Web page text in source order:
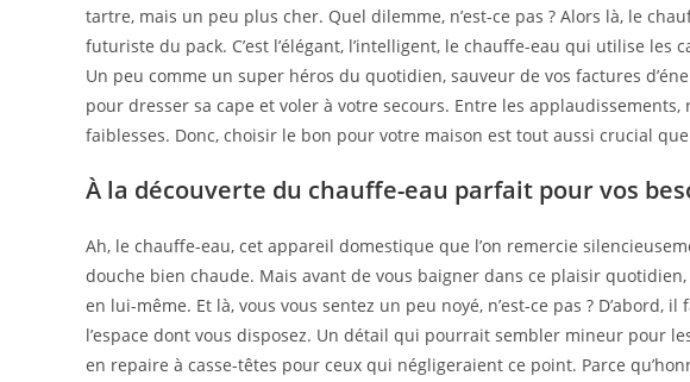
tartre, mais un peu plus cher. Quel dilemme, n’est-ce pas ? Alors là, le
futuriste du pack. C’est l’élégant, l’intelligent, le chauffe-eau qui utilise les
Un peu comme un super héros du quotidien, sauveur de vos factures
pour dresser sa cape et voler à votre secours. Entre les
faiblesses. Donc, choisir le bon pour votre maison est tout aussi crucial
À la découverte du chauffe-eau parfait pour vos
Ah, le chauffe-eau, cet appareil domestique que l’on remercie
douche bien chaude. Mais avant de vous baigner dans ce plaisir
en lui-même. Et là, vous vous sentez un peu noyé, n’est-ce pas ? D’abord,
l’espace dont vous disposez. Un détail qui pourrait sembler mineur pour
en repaire à casse-têtes pour ceux qui négligeraient ce point. Parce